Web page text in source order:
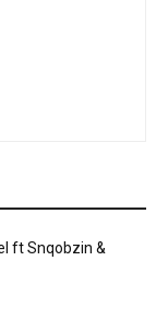
ft Snqobzin &